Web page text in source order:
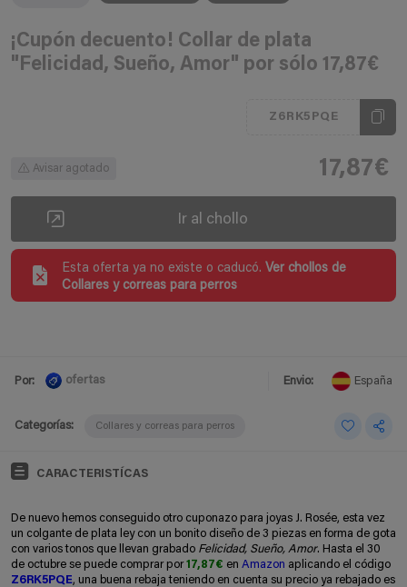
¡Cupón decuento! Collar de plata
"Felicidad, Sueño, Amor" por sólo 17,87€
Z6RK5PQE
Avisar agotado 17,87€
Ir al chollo
Esta oferta ya no existe o caducó. Ver chollos de
Collares y correas para perros
Por: ofertas Envio: España
Categorías: Collares y correas para perros
CARACTERISTÍCAS
De nuevo hemos conseguido otro cuponazo para joyas J. Rosée, esta vez
un colgante de plata ley con un bonito diseño de 3 piezas en forma de gota
con varios tonos que llevan grabado Felicidad, Sueño, Amor. Hasta el 30
de octubre se puede comprar por17,87€ en Amazon aplicando el código
Z6RK5PQE, una buena rebaja teniendo en cuenta su precio ya rebajado es